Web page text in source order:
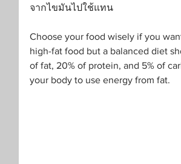
จากไขมันไปใช้แทน
Choose your food wisely if you
high-fat food but a balanced diet
of fat, 20% of protein, and 5% of
your body to use energy from fat.